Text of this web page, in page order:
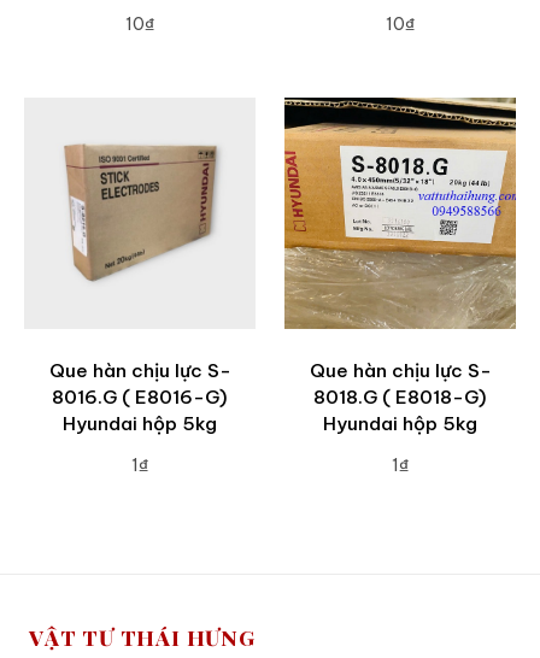
10₫ 10₫
Que hàn chịu lực S-
8016.G ( E8016-G)
Hyundai hộp 5kg
1₫
Que hàn chịu lực S-
8018.G ( E8018-G)
Hyundai hộp 5kg
1₫
VẬT TƯ THÁI HƯNG